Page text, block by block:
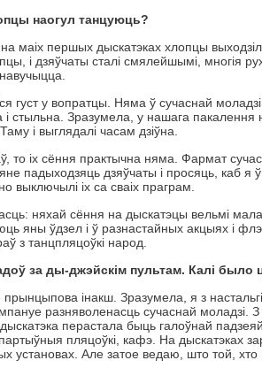
наогул танцуюць?
маіх першых дыскатэках хлопцы
і дзяўчаты сталі смялейшымі,
густ у вопратцы. Няма ў сучаснай
стыльна. Зразумела, у нашага
і выглядалі часам дзіўна.
то іх сёння практычна няма. Фармат
падыходзяць дзяўчаты і просяць, каб я
выключылі іх са сваіх праграм.
няхай сёння на дыскатэцы вельмі мала
яны ўдзел і ў разнастайных акцыях і
з танцпляцоўкі народ.
за ды-джэйскім пультам. Калі было
інакш. Зразумела, я з
разняволенасць сучаснай моладзі.
перастала быць галоўнай
пляцоўкі, кафэ. На дыскатэках
установах. Але затое ведаю, што той,